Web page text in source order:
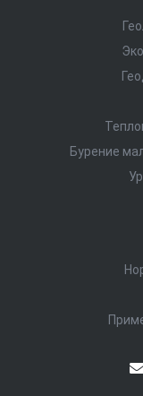
Бурение